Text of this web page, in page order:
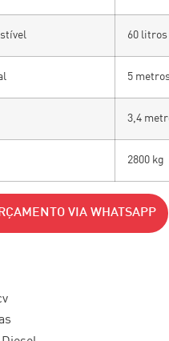
60 litros
5
3,4
2800 kg
VIA WHATSAPP